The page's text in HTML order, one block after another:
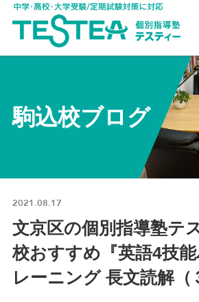
駒込校ブログ
2021.08.17
文京区の個別指導塾テ
校おすすめ『英語4技
レーニング 長文読解（